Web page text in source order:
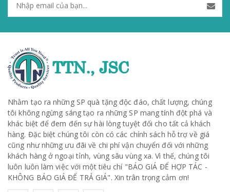
Nhằm tạo ra những SP quà tặng độc đáo, chất lượng, chúng
tôi không ngừng sáng tạo ra những SP mang tính đột phá và
khác biệt để đem đến sự hài lòng tuyệt đối cho tất cả khách
hàng. Đặc biệt chúng tôi còn có các chính sách hỗ trợ về giá
cũng như những ưu đãi về chi phí vận chuyển đối với những
khách hàng ở ngoại tỉnh, vùng sâu vùng xa. Vì thế, chúng tôi
luôn luôn làm việc với một tiêu chí "BÁO GIÁ ĐỂ HỢP TÁC -
KHÔNG BÁO GIÁ ĐỂ TRẢ GIÁ". Xin trân trọng cảm ơn!